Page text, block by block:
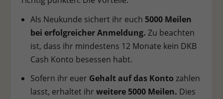
Als Neukunde sichert ihr euch 5000 Meilen
bei erfolgreicher Anmeldung. Zu beachten
ist, dass ihr mindestens 12 Monate kein DKB
Cash Konto besessen habt.
Sofern ihr euer Gehalt auf das Konto zahlen
lasst, erhaltet ihr weitere 5000 Meilen. Dies
Statistiken (1)
Statistik Cookies erfassen Informationen anonym. Diese Informationen
helfen uns zu verstehen, wie unsere Besucher unsere Website nutzen.
Cookie-Informationen anzeigen
Externe Medien (7)
Inhalte von Videoplattformen und Social-Media-Plattformen werden